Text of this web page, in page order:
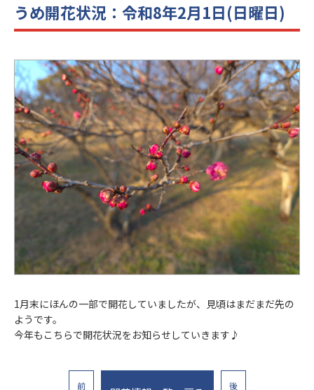
うめ開花状況：令和8年2月1日(日曜日)
1月末にほんの一部で開花していましたが、見頃はまだまだ先の
ようです。
今年もこちらで開花状況をお知らせしていきます♪
前 後